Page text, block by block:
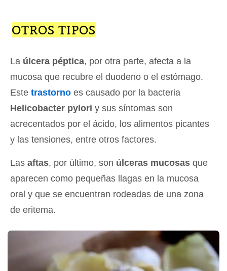
OTROS TIPOS
La úlcera péptica, por otra parte, afecta a la
mucosa que recubre el duodeno o el estómago.
Este trastorno es causado por la bacteria
Helicobacter pylori y sus síntomas son
acrecentados por el ácido, los alimentos picantes
y las tensiones, entre otros factores.
Las aftas, por último, son úlceras mucosas que
aparecen como pequeñas llagas en la mucosa
oral y que se encuentran rodeadas de una zona
de eritema.